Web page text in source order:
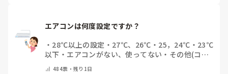
エアコンは何度設定ですか？
・ 28℃以上の設定 ・ 27℃、26℃ ・ 25，24℃ ・ 23℃
以下 ・ エアコンがない、使ってない ・ その他(コメ
484票・残り1日